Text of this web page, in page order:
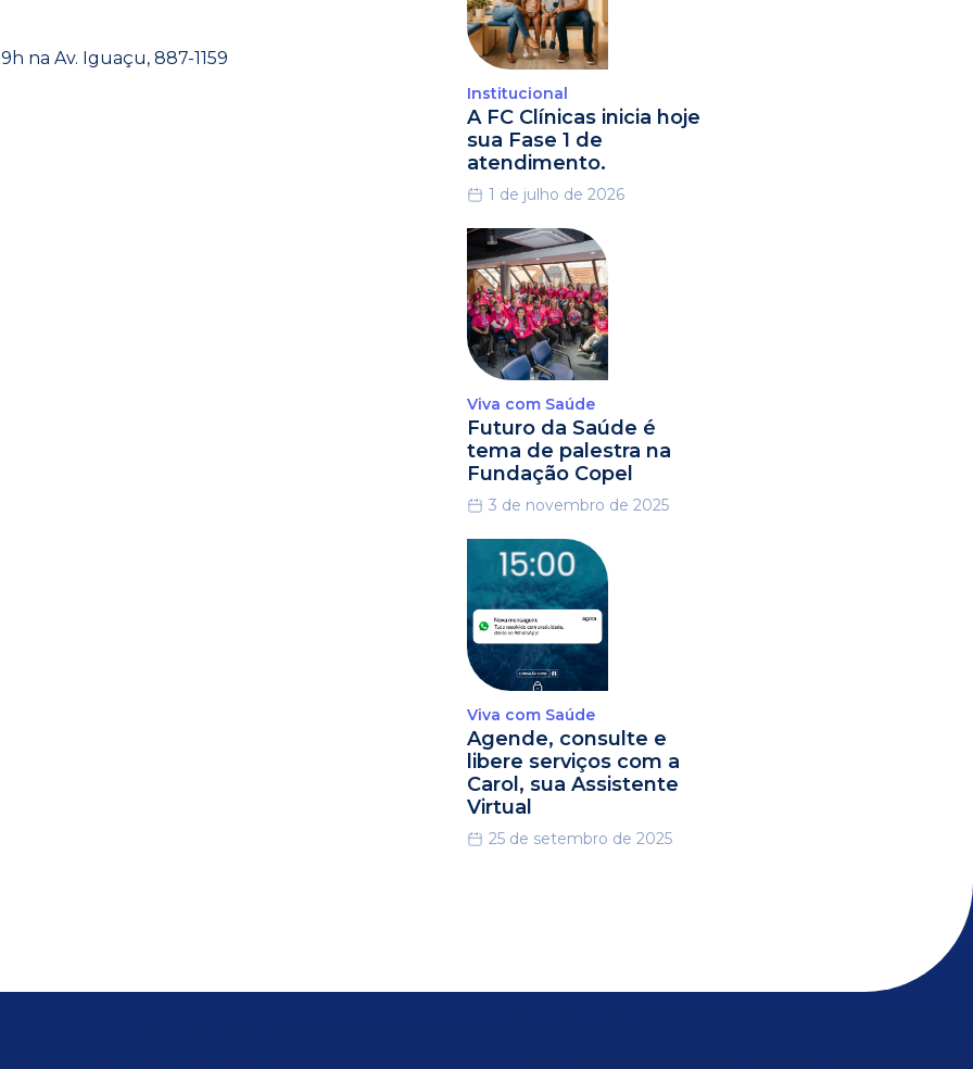
na Av. Iguaçu, 887-1159
Institucional
A FC Clínicas inicia hoje
sua Fase 1 de
atendimento.
1 de julho de 2026
Viva com Saúde
Futuro da Saúde é
tema de palestra na
Fundação Copel
3 de novembro de 2025
Viva com Saúde
Agende, consulte e
libere serviços com a
Carol, sua Assistente
Virtual
25 de setembro de 2025